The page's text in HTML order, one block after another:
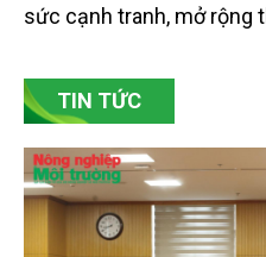
sức cạnh tranh, mở rộng
Bắc Ninh, nhiều nghệ
chủ động đổi mới tư duy,
TIN TỨC